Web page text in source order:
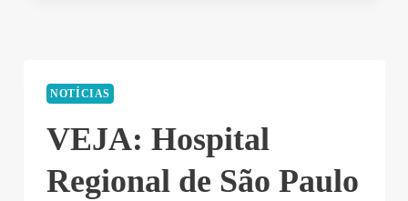
NOTÍCIAS
VEJA: Hospital
Regional de São Paulo